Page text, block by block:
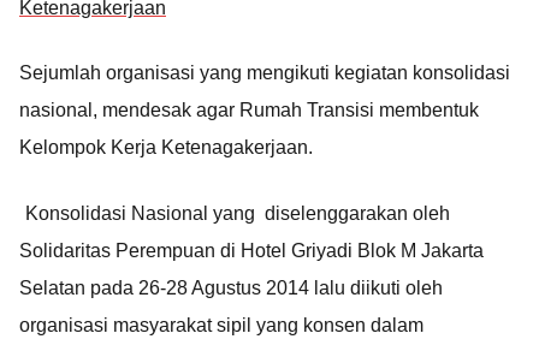
Sejumlah organisasi yang mengikuti kegiatan konsolidasi
nasional, mendesak agar Rumah Transisi membentuk
Kelompok Kerja Ketenagakerjaan.
Konsolidasi Nasional yang diselenggarakan oleh
Solidaritas Perempuan di Hotel Griyadi Blok M Jakarta
Selatan pada 26-28 Agustus 2014 lalu diikuti oleh
organisasi masyarakat sipil yang konsen dalam